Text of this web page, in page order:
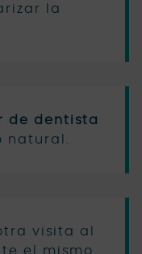
la
de dentista
natural.
visita al
el mismo